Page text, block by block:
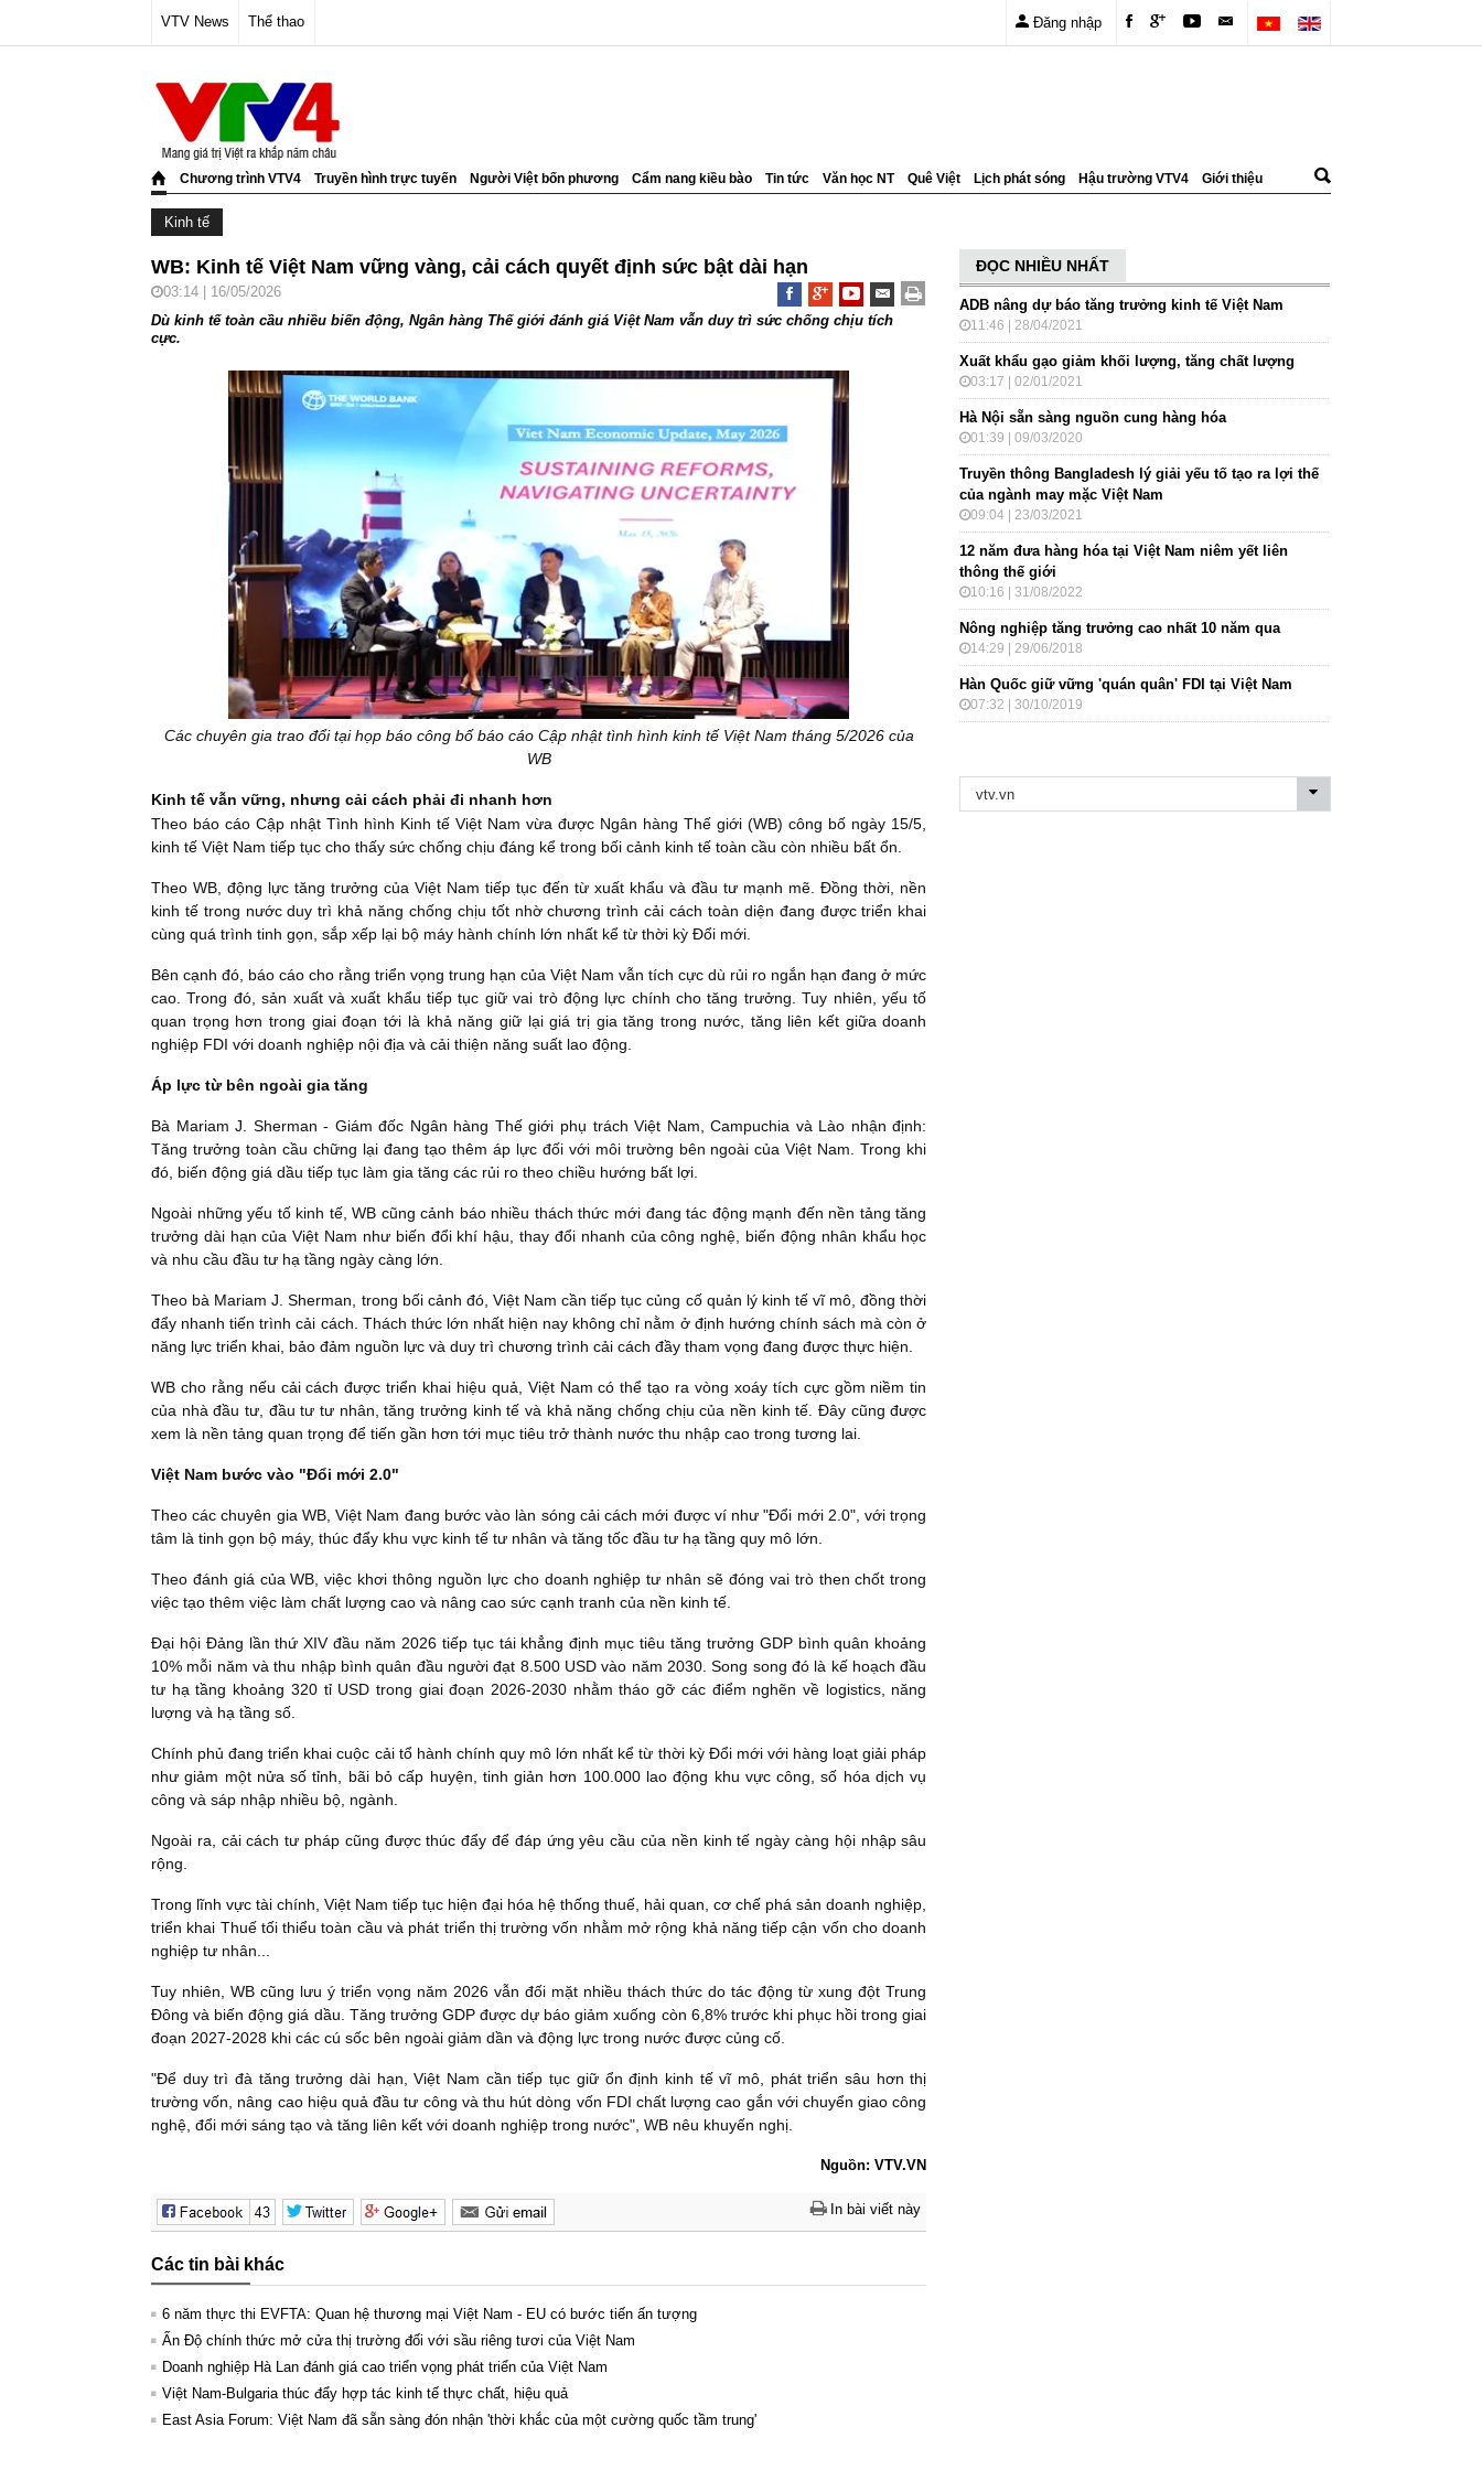
VTV News Thể thao Đăng nhập
Chương trình VTV4 Truyền hình trực tuyến Người Việt bốn phương Cẩm nang kiều bào Tin tức Văn học NT Quê Việt Lịch phát sóng Hậu trường VTV4 Giới thiệu
Kinh tế
WB: Kinh tế Việt Nam vững vàng, cải cách quyết định sức bật dài hạn
03:14 | 16/05/2026
Dù kinh tế toàn cầu nhiều biến động, Ngân hàng Thế giới đánh giá Việt Nam vẫn duy trì sức chống chịu tích
cực.
Các chuyên gia trao đổi tại họp báo công bố báo cáo Cập nhật tình hình kinh tế Việt Nam tháng 5/2026 của
WB
Kinh tế vẫn vững, nhưng cải cách phải đi nhanh hơn
Theo báo cáo Cập nhật Tình hình Kinh tế Việt Nam vừa được Ngân hàng Thế giới (WB) công bố ngày 15/5,
kinh tế Việt Nam tiếp tục cho thấy sức chống chịu đáng kể trong bối cảnh kinh tế toàn cầu còn nhiều bất ổn.
Theo WB, động lực tăng trưởng của Việt Nam tiếp tục đến từ xuất khẩu và đầu tư mạnh mẽ. Đồng thời, nền
kinh tế trong nước duy trì khả năng chống chịu tốt nhờ chương trình cải cách toàn diện đang được triển khai
cùng quá trình tinh gọn, sắp xếp lại bộ máy hành chính lớn nhất kể từ thời kỳ Đổi mới.
Bên cạnh đó, báo cáo cho rằng triển vọng trung hạn của Việt Nam vẫn tích cực dù rủi ro ngắn hạn đang ở mức
cao. Trong đó, sản xuất và xuất khẩu tiếp tục giữ vai trò động lực chính cho tăng trưởng. Tuy nhiên, yếu tố
quan trọng hơn trong giai đoạn tới là khả năng giữ lại giá trị gia tăng trong nước, tăng liên kết giữa doanh
nghiệp FDI với doanh nghiệp nội địa và cải thiện năng suất lao động.
Áp lực từ bên ngoài gia tăng
Bà Mariam J. Sherman - Giám đốc Ngân hàng Thế giới phụ trách Việt Nam, Campuchia và Lào nhận định:
Tăng trưởng toàn cầu chững lại đang tạo thêm áp lực đối với môi trường bên ngoài của Việt Nam. Trong khi
đó, biến động giá dầu tiếp tục làm gia tăng các rủi ro theo chiều hướng bất lợi.
Ngoài những yếu tố kinh tế, WB cũng cảnh báo nhiều thách thức mới đang tác động mạnh đến nền tảng tăng
trưởng dài hạn của Việt Nam như biến đổi khí hậu, thay đổi nhanh của công nghệ, biến động nhân khẩu học
và nhu cầu đầu tư hạ tầng ngày càng lớn.
Theo bà Mariam J. Sherman, trong bối cảnh đó, Việt Nam cần tiếp tục củng cố quản lý kinh tế vĩ mô, đồng thời
đẩy nhanh tiến trình cải cách. Thách thức lớn nhất hiện nay không chỉ nằm ở định hướng chính sách mà còn ở
năng lực triển khai, bảo đảm nguồn lực và duy trì chương trình cải cách đầy tham vọng đang được thực hiện.
WB cho rằng nếu cải cách được triển khai hiệu quả, Việt Nam có thể tạo ra vòng xoáy tích cực gồm niềm tin
của nhà đầu tư, đầu tư tư nhân, tăng trưởng kinh tế và khả năng chống chịu của nền kinh tế. Đây cũng được
xem là nền tảng quan trọng để tiến gần hơn tới mục tiêu trở thành nước thu nhập cao trong tương lai.
Việt Nam bước vào "Đổi mới 2.0"
Theo các chuyên gia WB, Việt Nam đang bước vào làn sóng cải cách mới được ví như "Đổi mới 2.0", với trọng
tâm là tinh gọn bộ máy, thúc đẩy khu vực kinh tế tư nhân và tăng tốc đầu tư hạ tầng quy mô lớn.
Theo đánh giá của WB, việc khơi thông nguồn lực cho doanh nghiệp tư nhân sẽ đóng vai trò then chốt trong
việc tạo thêm việc làm chất lượng cao và nâng cao sức cạnh tranh của nền kinh tế.
Đại hội Đảng lần thứ XIV đầu năm 2026 tiếp tục tái khẳng định mục tiêu tăng trưởng GDP bình quân khoảng
10% mỗi năm và thu nhập bình quân đầu người đạt 8.500 USD vào năm 2030. Song song đó là kế hoạch đầu
tư hạ tầng khoảng 320 tỉ USD trong giai đoạn 2026-2030 nhằm tháo gỡ các điểm nghẽn về logistics, năng
lượng và hạ tầng số.
Chính phủ đang triển khai cuộc cải tổ hành chính quy mô lớn nhất kể từ thời kỳ Đổi mới với hàng loạt giải pháp
như giảm một nửa số tỉnh, bãi bỏ cấp huyện, tinh giản hơn 100.000 lao động khu vực công, số hóa dịch vụ
công và sáp nhập nhiều bộ, ngành.
Ngoài ra, cải cách tư pháp cũng được thúc đẩy để đáp ứng yêu cầu của nền kinh tế ngày càng hội nhập sâu
rộng.
Trong lĩnh vực tài chính, Việt Nam tiếp tục hiện đại hóa hệ thống thuế, hải quan, cơ chế phá sản doanh nghiệp,
triển khai Thuế tối thiểu toàn cầu và phát triển thị trường vốn nhằm mở rộng khả năng tiếp cận vốn cho doanh
nghiệp tư nhân...
Tuy nhiên, WB cũng lưu ý triển vọng năm 2026 vẫn đối mặt nhiều thách thức do tác động từ xung đột Trung
Đông và biến động giá dầu. Tăng trưởng GDP được dự báo giảm xuống còn 6,8% trước khi phục hồi trong giai
đoạn 2027-2028 khi các cú sốc bên ngoài giảm dần và động lực trong nước được củng cố.
"Để duy trì đà tăng trưởng dài hạn, Việt Nam cần tiếp tục giữ ổn định kinh tế vĩ mô, phát triển sâu hơn thị
trường vốn, nâng cao hiệu quả đầu tư công và thu hút dòng vốn FDI chất lượng cao gắn với chuyển giao công
nghệ, đổi mới sáng tạo và tăng liên kết với doanh nghiệp trong nước", WB nêu khuyến nghị.
Nguồn: VTV.VN
In bài viết này
Các tin bài khác
6 năm thực thi EVFTA: Quan hệ thương mại Việt Nam - EU có bước tiến ấn tượng
Ấn Độ chính thức mở cửa thị trường đối với sầu riêng tươi của Việt Nam
Doanh nghiệp Hà Lan đánh giá cao triển vọng phát triển của Việt Nam
Việt Nam-Bulgaria thúc đẩy hợp tác kinh tế thực chất, hiệu quả
East Asia Forum: Việt Nam đã sẵn sàng đón nhận 'thời khắc của một cường quốc tầm trung'
ĐỌC NHIỀU NHẤT
ADB nâng dự báo tăng trưởng kinh tế Việt Nam
11:46 | 28/04/2021
Xuất khẩu gạo giảm khối lượng, tăng chất lượng
03:17 | 02/01/2021
Hà Nội sẵn sàng nguồn cung hàng hóa
01:39 | 09/03/2020
Truyền thông Bangladesh lý giải yếu tố tạo ra lợi thế
của ngành may mặc Việt Nam
09:04 | 23/03/2021
12 năm đưa hàng hóa tại Việt Nam niêm yết liên
thông thế giới
10:16 | 31/08/2022
Nông nghiệp tăng trưởng cao nhất 10 năm qua
14:29 | 29/06/2018
Hàn Quốc giữ vững 'quán quân' FDI tại Việt Nam
07:32 | 30/10/2019